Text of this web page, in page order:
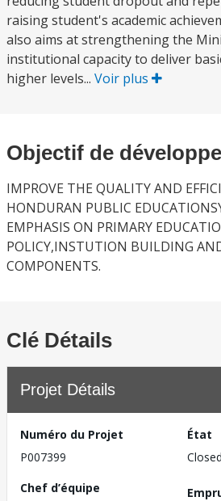
raising student's academic
also aims at strengthening the
institutional capacity to deliver
higher levels... Voir plus
Objectif de
IMPROVE THE QUALITY AND
HONDURAN PUBLIC
EMPHASIS ON PRIMARY
POLICY,INSTUTION BUILDING
COMPONENTS.
Clé Détails
Projet Détails
Numéro du Projet
P007399
État
Closed
Chef d’équipe